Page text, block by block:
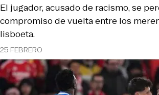
25 FEBRERO
El jugador, acusado de racismo, se
compromiso de vuelta entre los
lisboeta.